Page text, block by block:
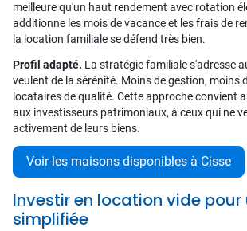
meilleure qu'un haut rendement avec rotation
additionne les mois de vacance et les frais de
la location familiale se défend très bien.
Profil adapté. La stratégie familiale s'adresse
veulent de la sérénité. Moins de gestion, moins
locataires de qualité. Cette approche convient
aux investisseurs patrimoniaux, à ceux qui ne
activement de leurs biens.
Voir les maisons disponibles à Cisse
Investir en location vide pour
simplifiée